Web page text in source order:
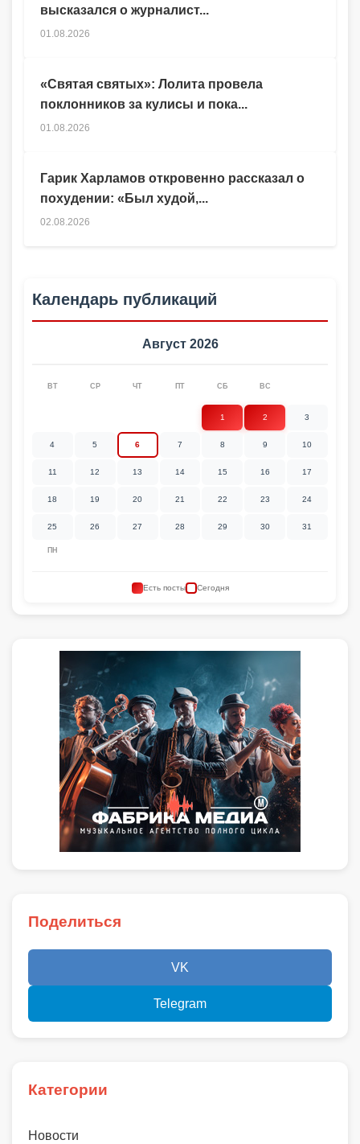
Гарик Харламов откровенно рассказал о
похудении: «Был худой,...
02.08.2026
высказался о журналист...
01.08.2026
«Святая святых»: Лолита провела
поклонников за кулисы и пока...
01.08.2026
Календарь публикаций
Август 2026
ПН
ВТ СР ЧТ ПТ СБ ВС
1 2 3
4 5 6 7 8 9 10
11 12 13 14 15 16 17
18 19 20 21 22 23 24
25 26 27 28 29 30 31
Есть посты Сегодня
Поделиться
VK
Telegram
Категории
Новости